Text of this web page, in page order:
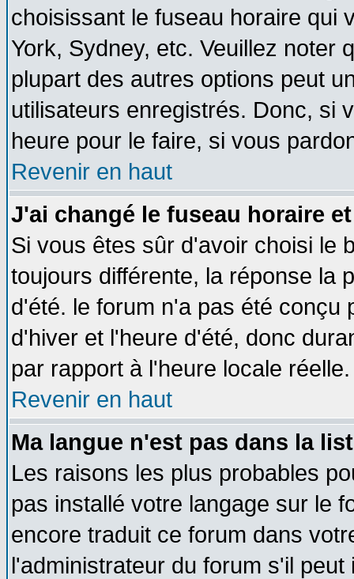
choisissant le fuseau horaire qui
York, Sydney, etc. Veuillez noter
plupart des autres options peut
utilisateurs enregistrés. Donc, si
heure pour le faire, si vous
Revenir en haut
J'ai changé le fuseau horaire
Si vous êtes sûr d'avoir choisi le
toujours différente, la réponse la
d'été. le forum n'a pas été conçu
d'hiver et l'heure d'été, donc
par rapport à l'heure locale réelle.
Revenir en haut
Ma langue n'est pas dans la
Les raisons les plus probables
pas installé votre langage sur le
encore traduit ce forum dans
l'administrateur du forum s'il